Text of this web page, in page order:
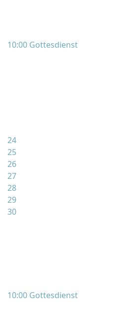
10:00 Gottesdienst
24
25
26
27
28
29
30
10:00 Gottesdienst